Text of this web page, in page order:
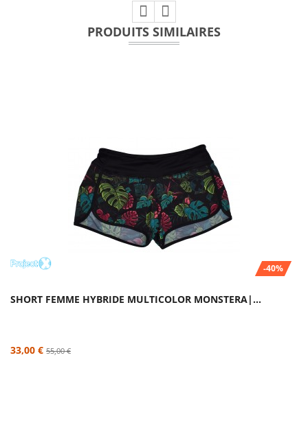
PRODUITS SIMILAIRES
-40%
SHORT FEMME HYBRIDE MULTICOLOR MONSTERA|...
33,00 € 55,00 €